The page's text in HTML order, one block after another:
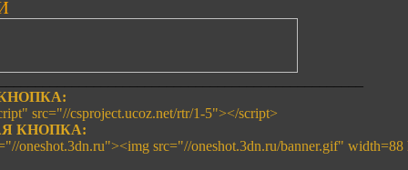
src="//csproject.ucoz.net/rtr/1-5"></script>
КНОПКА:
oneshot.3dn.ru"><img src="//oneshot.3dn.ru/banner.gif" width=88